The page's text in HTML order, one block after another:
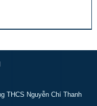
THCS Nguyễn Chí Thanh